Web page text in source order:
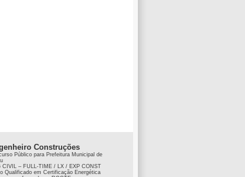
Construções
Público para Prefeitura Municipal de
CIVIL – FULL-TIME / LX / EXP CONST
Qualificado em Certificação Energética